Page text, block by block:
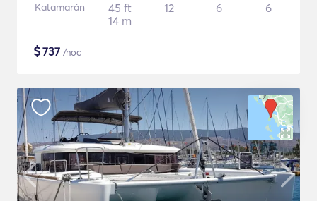
Katamarán
45 ft
14 m
12 6 6
$737 /noc